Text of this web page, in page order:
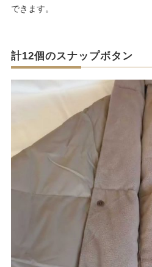
できます。
計12個のスナップボタン